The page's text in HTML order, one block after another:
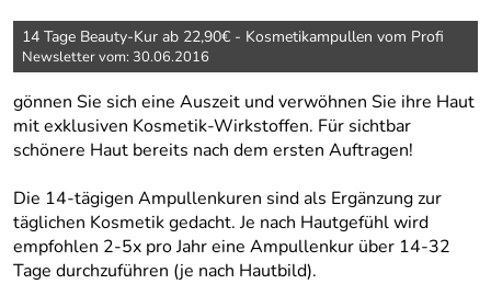
14 Tage Beauty-Kur ab 22,90€ - Kosmetikampullen vom Profi
Newsletter vom: 30.06.2016
gönnen Sie sich eine Auszeit und verwöhnen Sie ihre Haut
mit exklusiven Kosmetik-Wirkstoffen. Für sichtbar
schönere Haut bereits nach dem ersten Auftragen!
Die 14-tägigen Ampullenkuren sind als Ergänzung zur
täglichen Kosmetik gedacht. Je nach Hautgefühl wird
empfohlen 2-5x pro Jahr eine Ampullenkur über 14-32
Tage durchzuführen (je nach Hautbild).